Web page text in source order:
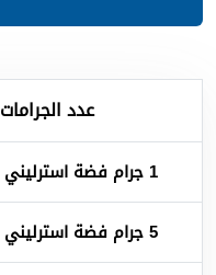
عدد الجرامات
1 جرام فضة استرليني عيار 92.5
5 جرام فضة استرليني عيار 92.5